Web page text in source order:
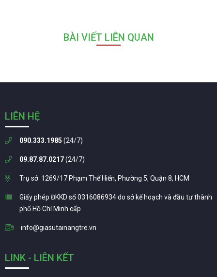
BÀI VIẾT LIÊN QUAN
LIÊN HỆ
090.333.1985 (24/7)
09.87.87.0217(24/7)
Trụ sở: 1269/17 Phạm Thế Hiển, Phường 5, Quận 8, HCM
Giấy phép ĐKKD số 0316086934 do sở kế hoạch và đầu tư thành
phố Hồ Chí Minh cấp
info@giasutainangtre.vn
LINK - LIÊN KẾT